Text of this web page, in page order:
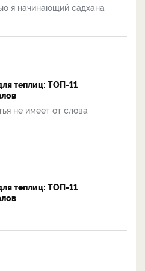
я начинающий садхана
теплиц: ТОП-11
не имеет от слова
теплиц: ТОП-11